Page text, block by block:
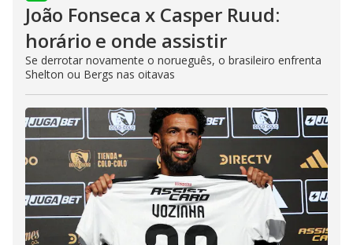
João Fonseca x Casper Ruud:
horário e onde assistir
Se derrotar novamente o norueguês, o brasileiro enfrenta
Shelton ou Bergs nas oitavas